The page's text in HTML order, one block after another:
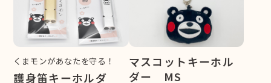
くまモンがあなたを守る！
護身笛キーホルダ
マスコットキーホル
ダー MS